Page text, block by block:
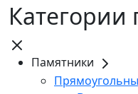
Категории
Памятники